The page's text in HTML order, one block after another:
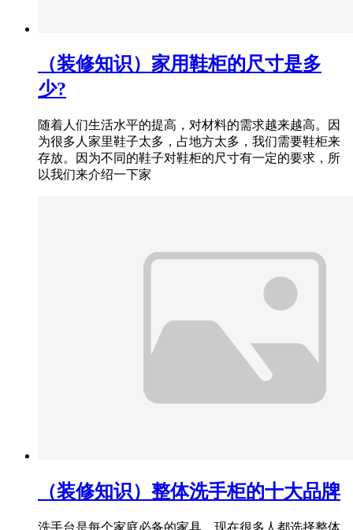
（装修知识）家用鞋柜的尺寸是多
少?
随着人们生活水平的提高，对材料的需求越来越高。因
为很多人家里鞋子太多，占地方太多，我们需要鞋柜来
存放。因为不同的鞋子对鞋柜的尺寸有一定的要求，所
以我们来介绍一下家
（装修知识）整体洗手柜的十大品牌